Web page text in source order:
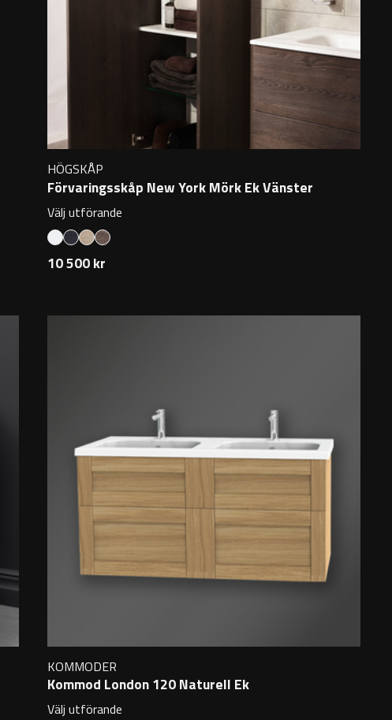
HÖGSKÅP
Förvaringsskåp New York Mörk Ek Vänster
Välj utförande
10 500 kr
KOMMODER
Kommod London 120 Naturell Ek
Välj utförande